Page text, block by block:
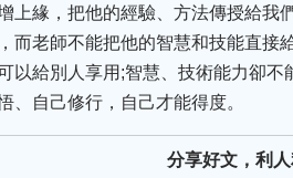
上緣，把他的經驗、方法傳授給
而老師不能把他的智慧和技能直接
以給別人享用;智慧、技術能力卻
、自己修行，自己才能得度。
分享好文，利